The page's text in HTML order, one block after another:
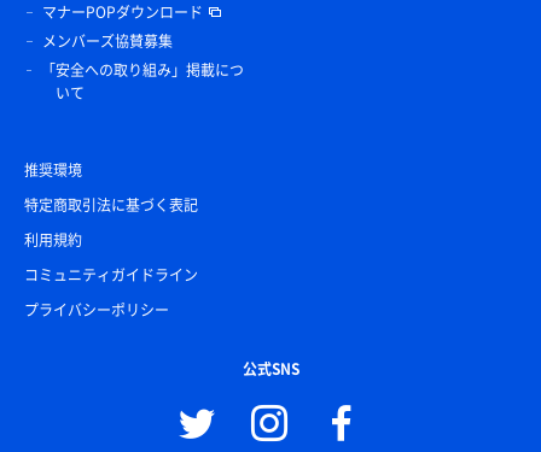
マナーPOPダウンロード
メンバーズ協賛募集
「安全への取り組み」掲載につ
いて
推奨環境
特定商取引法に基づく表記
利用規約
コミュニティガイドライン
プライバシーポリシー
公式SNS